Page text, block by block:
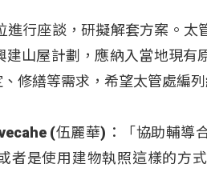
進行座談，研擬解套方案。太
山屋計劃，應納入當地現有
修繕等需求，希望太管處編列
(伍麗華)：「協助輔導
者是使用建物執照這樣的方